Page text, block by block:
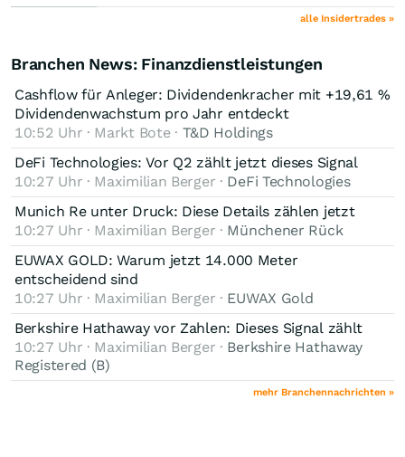
alle Insidertrades »
Branchen News: Finanzdienstleistungen
Cashflow für Anleger: Dividendenkracher mit +19,61 %
Dividendenwachstum pro Jahr entdeckt
10:52 Uhr · Markt Bote · T&D Holdings
DeFi Technologies: Vor Q2 zählt jetzt dieses Signal
10:27 Uhr · Maximilian Berger · DeFi Technologies
Munich Re unter Druck: Diese Details zählen jetzt
10:27 Uhr · Maximilian Berger · Münchener Rück
EUWAX GOLD: Warum jetzt 14.000 Meter
entscheidend sind
10:27 Uhr · Maximilian Berger · EUWAX Gold
Berkshire Hathaway vor Zahlen: Dieses Signal zählt
10:27 Uhr · Maximilian Berger · Berkshire Hathaway
Registered (B)
mehr Branchennachrichten »